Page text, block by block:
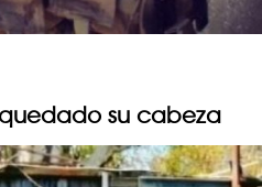
su cabeza